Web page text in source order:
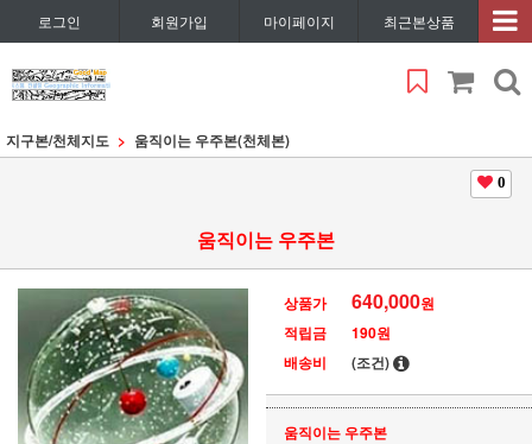
로그인 회원가입 마이페이지 최근본상품
지구본/천체지도 움직이는 우주본(천체본)
0
움직이는 우주본
상품가 640,000원
적립금
190원
배송비
(조건)
움직이는 우주본